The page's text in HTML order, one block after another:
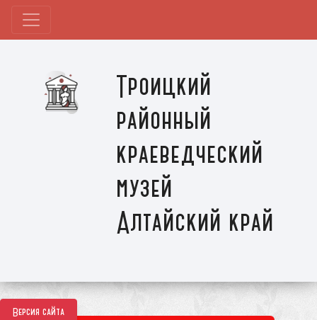
Версия сайта
Троицкий
районный
краеведческий
музей
Алтайский край